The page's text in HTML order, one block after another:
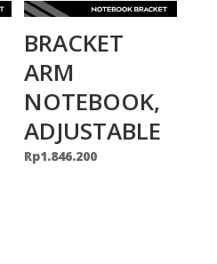
BRACKET
ARM
NOTEBOOK,
ADJUSTABLE
Rp1.846.200